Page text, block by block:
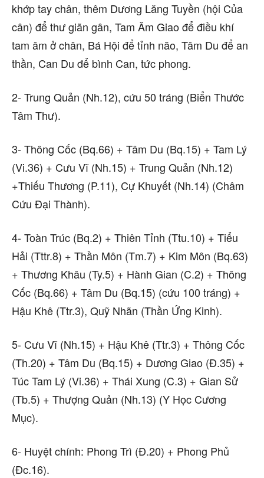
khớp tay chân, thêm Dương Lăng Tuyền (hội Của
cân) để thư giãn gân, Tam Âm Giao để điều khí
tam âm ở chân, Bá Hội để tỉnh não, Tâm Du để an
thần, Can Du để bình Can, tức phong.
2- Trung Quản (Nh.12), cứu 50 tráng (Biển Thước
Tâm Thư).
3- Thông Cốc (Bq.66) + Tâm Du (Bq.15) + Tam Lý
(Vi.36) + Cưu Vĩ (Nh.15) + Trung Quản (Nh.12)
+Thiếu Thương (P.11), Cự Khuyết (Nh.14) (Châm
Cứu Đại Thành).
4- Toàn Trúc (Bq.2) + Thiên Tỉnh (Ttu.10) + Tiểu
Hải (Tttr.8) + Thần Môn (Tm.7) + Kim Môn (Bq.63)
+ Thương Khâu (Ty.5) + Hành Gian (C.2) + Thông
Cốc (Bq.66) + Tâm Du (Bq.15) (cứu 100 tráng) +
Hậu Khê (Ttr.3), Quỹ Nhãn (Thần Ứng Kinh).
5- Cưu Vĩ (Nh.15) + Hậu Khê (Ttr.3) + Thông Cốc
(Th.20) + Tâm Du (Bq.15) + Dương Giao (Đ.35) +
Túc Tam Lý (Vi.36) + Thái Xung (C.3) + Gian Sử
(Tb.5) + Thượng Quản (Nh.13) (Y Học Cương
Mục).
6- Huyệt chính: Phong Trì (Đ.20) + Phong Phủ
(Đc.16).